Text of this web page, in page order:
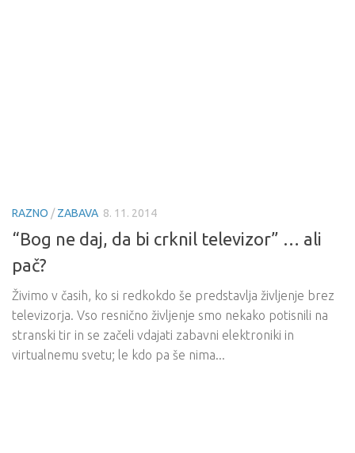
RAZNO /ZABAVA 8. 11. 2014
“Bog ne daj, da bi crknil televizor” … ali
pač?
Živimo v časih, ko si redkokdo še predstavlja življenje brez
televizorja. Vso resnično življenje smo nekako potisnili na
stranski tir in se začeli vdajati zabavni elektroniki in
virtualnemu svetu; le kdo pa še nima...